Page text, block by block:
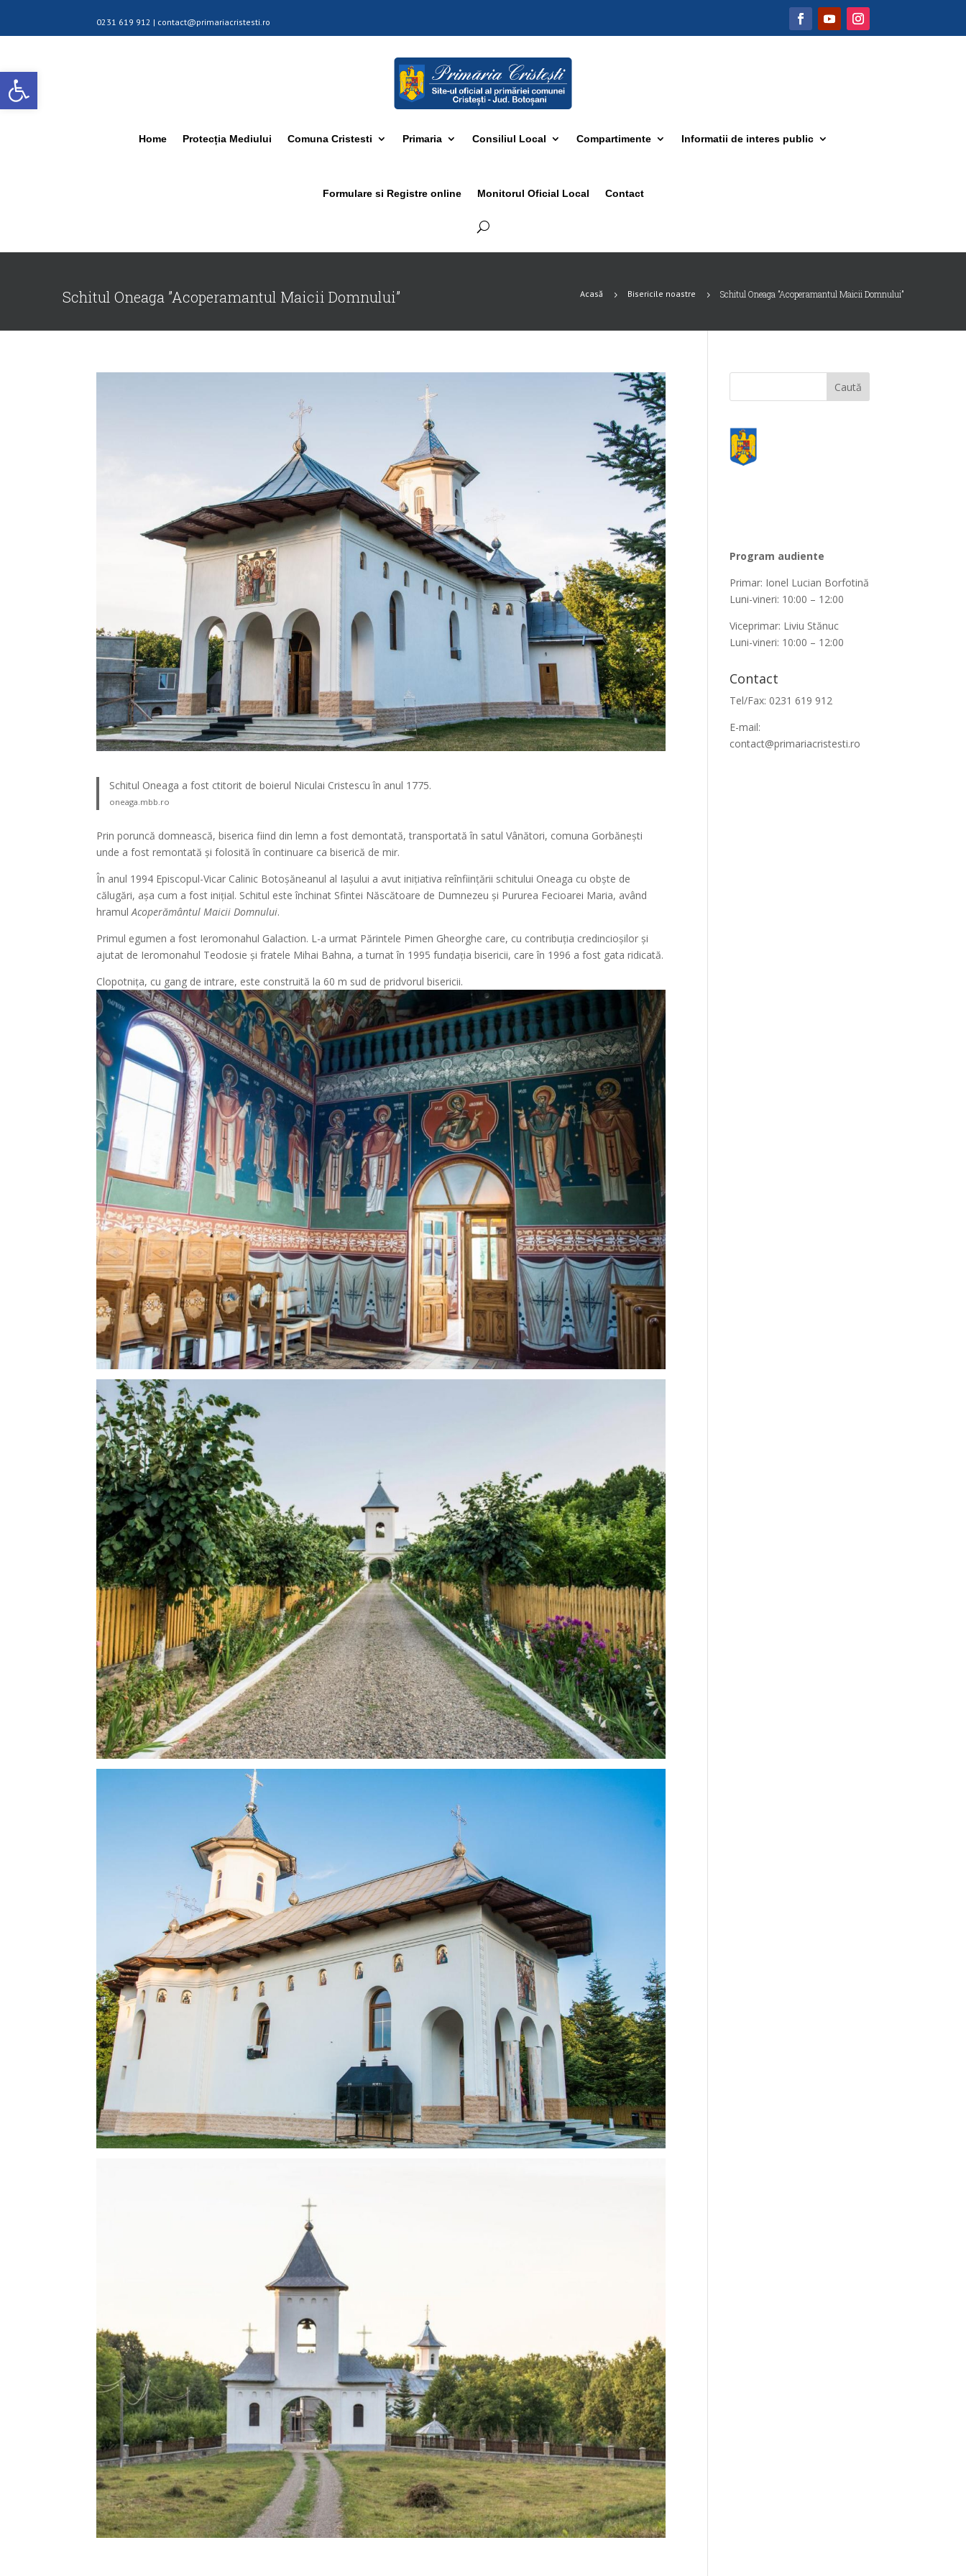
Deschide bara de unelte
0231 619 912 | contact@primariacristesti.ro
Home Protecția Mediului Comuna Cristesti Primaria Consiliul Local Compartimente Informatii de interes public
Formulare si Registre online Monitorul Oficial Local Contact
Schitul Oneaga ”Acoperamantul Maicii Domnului” Acasă 5 Bisericile noastre 5 Schitul Oneaga ”Acoperamantul Maicii Domnului”
Schitul Oneaga a fost ctitorit de boierul Niculai Cristescu în anul 1775.
oneaga.mbb.ro
Prin poruncă domnească, biserica fiind din lemn a fost demontată, transportată în satul Vânători, comuna Gorbăneşti
unde a fost remontată şi folosită în continuare ca biserică de mir.
În anul 1994 Episcopul-Vicar Calinic Botoşăneanul al Iaşului a avut iniţiativa reînfiinţării schitului Oneaga cu obşte de
călugări, aşa cum a fost iniţial. Schitul este închinat Sfintei Născătoare de Dumnezeu şi Pururea Fecioarei Maria, având
hramulAcoperământul Maicii Domnului.
Primul egumen a fost Ieromonahul Galaction. L-a urmat Părintele Pimen Gheorghe care, cu contribuţia credincioşilor şi
ajutat de Ieromonahul Teodosie şi fratele Mihai Bahna, a turnat în 1995 fundaţia bisericii, care în 1996 a fost gata ridicată.
Clopotniţa, cu gang de intrare, este construită la 60 m sud de pridvorul bisericii.
Program audiente
Primar: Ionel Lucian Borfotină
Luni-vineri: 10:00 – 12:00
Viceprimar: Liviu Stănuc
Luni-vineri: 10:00 – 12:00
Contact
Tel/Fax: 0231 619 912
E-mail:
contact@primariacristesti.ro